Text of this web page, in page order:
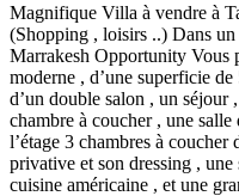
Magnifique Villa à vendre à
(Shopping , loisirs ..) Dans
Marrakesh Opportunity Vous
moderne , d’une superficie de
d’un double salon , un séjour
chambre à coucher , une
l’étage 3 chambres à coucher
privative et son dressing ,
cuisine américaine , et une